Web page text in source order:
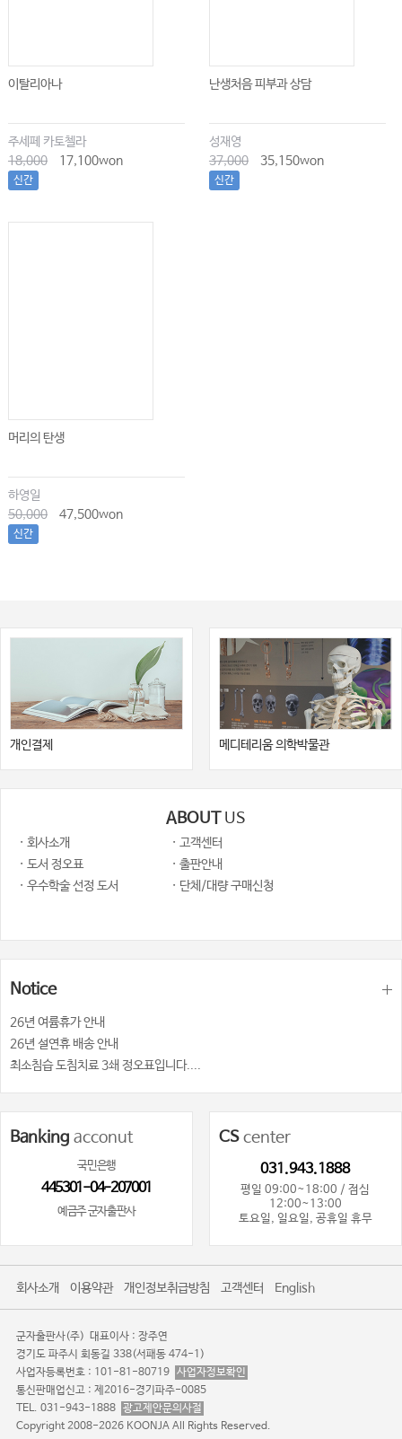
이탈리아나
주세페 카토첼라
18,000
17,100won
신간
난생처음 피부과 상담
성재영
37,000
35,150won
신간
머리의 탄생
하영일
50,000
47,500won
신간
개인결제 메디테리움 의학박물관
ABOUT US
· 회사소개
· 고객센터
· 도서 정오표
· 출판안내
· 우수학술 선정 도서
· 단체/대량 구매신청
Notice
26년 여륨휴가 안내
26년 설연휴 배송 안내
최소침습 도침치료 3쇄 정오표입니다....
Banking acconut
국민은행
445301-04-207001
예금주 군자출판사
CScenter
031.943.1888
평일 09:00~18:00 / 점심
12:00~13:00
토요일, 일요일, 공휴일 휴무
회사소개 이용약관 개인정보취급방침 고객센터 English
군자출판사(주) 대표이사 : 장주연
경기도 파주시 회동길 338(서패동 474-1)
사업자등록번호 : 101-81-80719 사업자정보확인
통신판매업신고 : 제2016-경기파주-0085
TEL. 031-943-1888 광고제안문의사절
Copyright 2008-2026 KOONJA All Rights Reserved.